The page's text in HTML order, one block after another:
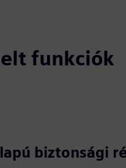
funkciók
biztonsági